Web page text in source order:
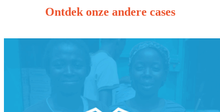
Ontdek onze andere cases